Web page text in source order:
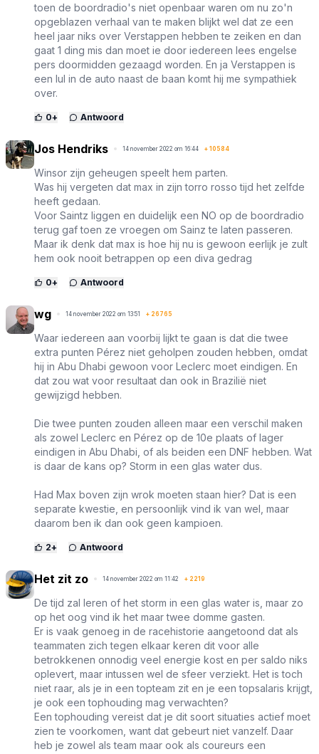
toen de boordradio's niet openbaar waren om nu zo'n
opgeblazen verhaal van te maken blijkt wel dat ze een
heel jaar niks over Verstappen hebben te zeiken en dan
gaat 1 ding mis dan moet ie door iedereen lees engelse
pers doormidden gezaagd worden. En ja Verstappen is
een lul in de auto naast de baan komt hij me sympathiek
over.
0+ Antwoord
Jos Hendriks 14 november 2022 om 16:44 + 10584
Winsor zijn geheugen speelt hem parten.
Was hij vergeten dat max in zijn torro rosso tijd het zelfde
heeft gedaan.
Voor Saintz liggen en duidelijk een NO op de boordradio
terug gaf toen ze vroegen om Sainz te laten passeren.
Maar ik denk dat max is hoe hij nu is gewoon eerlijk je zult
hem ook nooit betrappen op een diva gedrag
0+ Antwoord
wg 14 november 2022 om 13:51 + 26765
Waar iedereen aan voorbij lijkt te gaan is dat die twee
extra punten Pérez niet geholpen zouden hebben, omdat
hij in Abu Dhabi gewoon voor Leclerc moet eindigen. En
dat zou wat voor resultaat dan ook in Brazilië niet
gewijzigd hebben.
Die twee punten zouden alleen maar een verschil maken
als zowel Leclerc en Pérez op de 10e plaats of lager
eindigen in Abu Dhabi, of als beiden een DNF hebben. Wat
is daar de kans op? Storm in een glas water dus.
Had Max boven zijn wrok moeten staan hier? Dat is een
separate kwestie, en persoonlijk vind ik van wel, maar
daarom ben ik dan ook geen kampioen.
2+ Antwoord
Het zit zo 14 november 2022 om 11:42 + 2219
De tijd zal leren of het storm in een glas water is, maar zo
op het oog vind ik het maar twee domme gasten.
Er is vaak genoeg in de racehistorie aangetoond dat als
teammaten zich tegen elkaar keren dit voor alle
betrokkenen onnodig veel energie kost en per saldo niks
oplevert, maar intussen wel de sfeer verziekt. Het is toch
niet raar, als je in een topteam zit en je een topsalaris krijgt,
je ook een tophouding mag verwachten?
Een tophouding vereist dat je dit soort situaties actief moet
zien te voorkomen, want dat gebeurt niet vanzelf. Daar
heb je zowel als team maar ook als coureurs een